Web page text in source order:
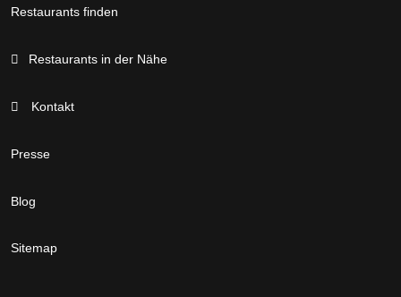
Restaurants finden
Restaurants in der Nähe
Kontakt
Presse
Blog
Sitemap